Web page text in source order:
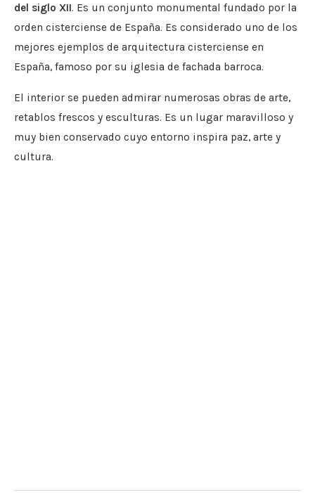
del siglo XII. Es un conjunto monumental fundado por la
orden cisterciense de España. Es considerado uno de los
mejores ejemplos de arquitectura cisterciense en
España, famoso por su iglesia de fachada barroca.
El interior se pueden admirar numerosas obras de arte,
retablos frescos y esculturas. Es un lugar maravilloso y
muy bien conservado cuyo entorno inspira paz, arte y
cultura.